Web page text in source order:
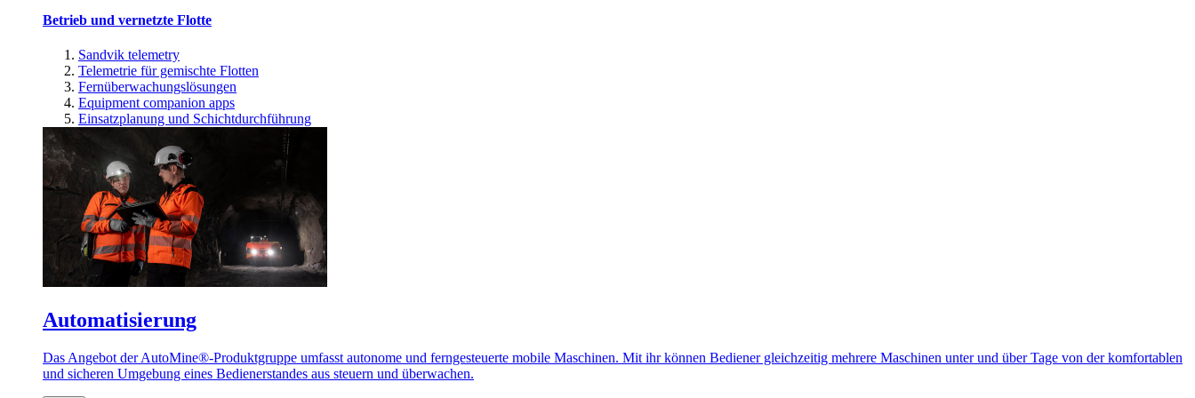
Betrieb und vernetzte Flotte
Sandvik telemetry
Telemetrie für gemischte Flotten
Fernüberwachungslösungen
Equipment companion apps
Einsatzplanung und Schichtdurchführung
Automatisierung
Das Angebot der AutoMine®-Produktgruppe umfasst autonome und ferngesteuerte mobile Maschinen. Mit ihr können Bediener gleichzeitig mehrere Maschinen unter und über Tage von der komfortablen
und sicheren Umgebung eines Bedienerstandes aus steuern und überwachen.